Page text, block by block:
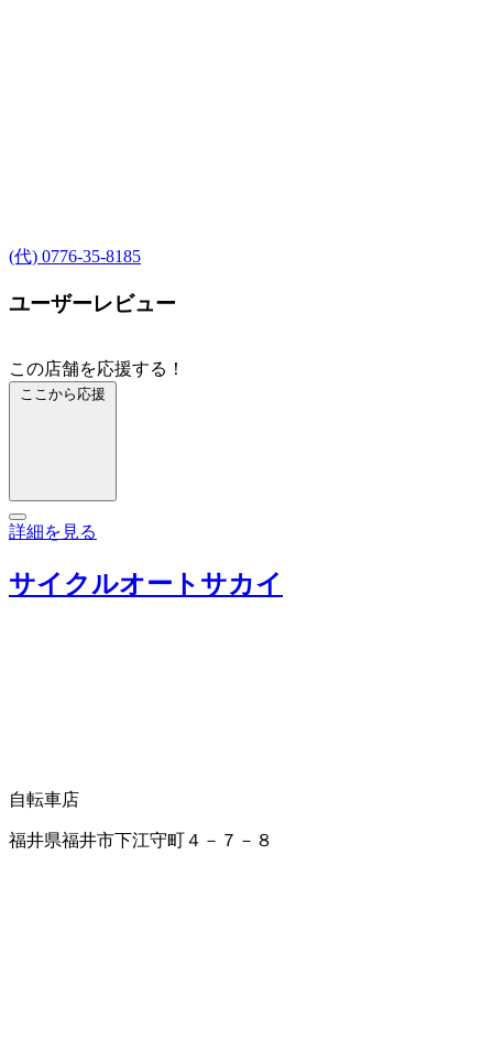
(代) 0776-35-8185
ユーザーレビュー
この店舗を応援する！
ここから応援
詳細を見る
サイクルオートサカイ
自転車店
福井県福井市下江守町４－７－８